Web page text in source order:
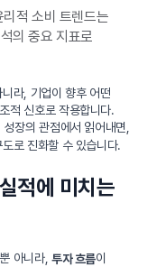
적 소비 트렌드는
의 중요 지표로
라, 기업이 향후 어떤
적 신호로 작용합니다.
장의 관점에서 읽어내면,
로 진화할 수 있습니다.
적에 미치는
아니라, 투자 흐름이